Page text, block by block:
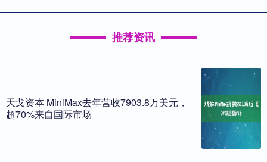
推荐资讯
天戈资本 MiniMax去年营收7903.8万美元，
超70%来自国际市场